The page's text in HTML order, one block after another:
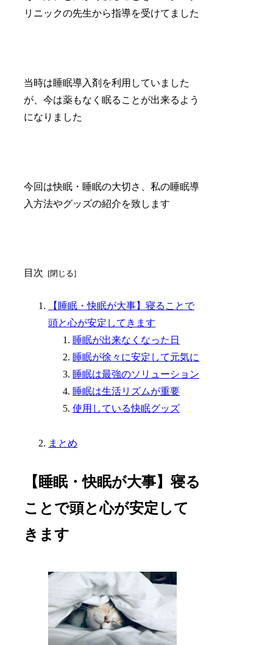
リニックの先生から指導を受けてました
当時は睡眠導入剤を利用していました
が、今は薬もなく眠ることが出来るよう
になりました
今回は快眠・睡眠の大切さ、私の睡眠導
入方法やグッズの紹介を致します
目次
【睡眠・快眠が大事】寝ることで
頭と心が安定してきます
睡眠が出来なくなった日
睡眠が徐々に安定して元気に
睡眠は最強のソリューション
睡眠は生活リズムが重要
使用している快眠グッズ
まとめ
【睡眠・快眠が大事】寝る
ことで頭と心が安定して
きます